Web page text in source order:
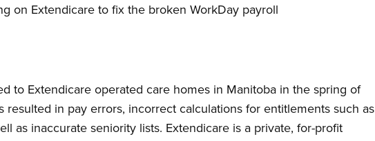
on Extendicare to fix the broken WorkDay payroll
to Extendicare operated care homes in Manitoba in the spring of
in pay errors, incorrect calculations for entitlements such as
as inaccurate seniority lists. Extendicare is a private, for-profit